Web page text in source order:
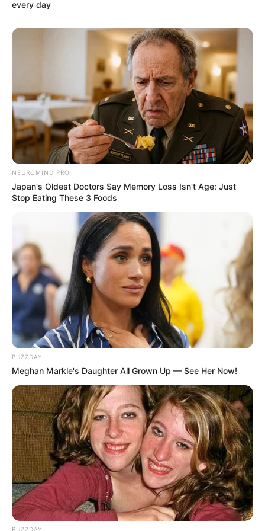
Keluarga
Ayah: –
Ibu: –
Saudara Laki-laki: –
Saudara Perempuan: –
Kekayaan
Tidak diketahui pasti berapa total kekayaan Naomi Paulinda,
kekayaannya berasal dari kariernya sebagai aktris, model.
Kontroversi
–
Fakta Menarik
Awal ia terjun ke dunia hiburan karena di DM oleh seseorang
yang mengaku perwakilan dari sebuah manajemen artis (kini
menjadi manajernya) di Instagram dan mengajaknya untuk
bermain film. Naomi mulanya tidak percaya, hingga akhirnya
orang tersebut menemuinya ke kediamannya di Canggu, Kuta
Utara, Badung, Bali, dan mengajaknya ke Jakarta.
Tidak selalu berjalan mulus, bintang miniseriMagic
Tumblerini berulang kali gagal dalamcastinghingga akhirnya
berhasil mendapatkan peran di sebuah judul FTV.
every day
NEUROMIND PRO
Japan's Oldest Doctors Say Memory Loss Isn't Age: Just
Stop Eating These 3 Foods
BUZZDAY
Meghan Markle's Daughter All Grown Up — See Her Now!
BUZZDAY